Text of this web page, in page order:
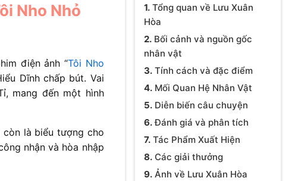
Chưa có bài viết được tìm
Nho Nhỏ
điện ảnh “Tôi Nho
Dĩnh chấp bút. Vai
mang đến một hình
còn là biểu tượng cho
nhận và hòa nhập
1.Tổng quan về Lưu Xuân
Hòa
2.Bối cảnh và nguồn gốc
nhân vật
3.Tính cách và đặc điểm
4.Mối Quan Hệ Nhân Vật
5.Diễn biến câu chuyện
6.Đánh giá và phân tích
7.Tác Phẩm Xuất Hiện
8.Các giải thưởng
9.Ảnh về Lưu Xuân Hòa